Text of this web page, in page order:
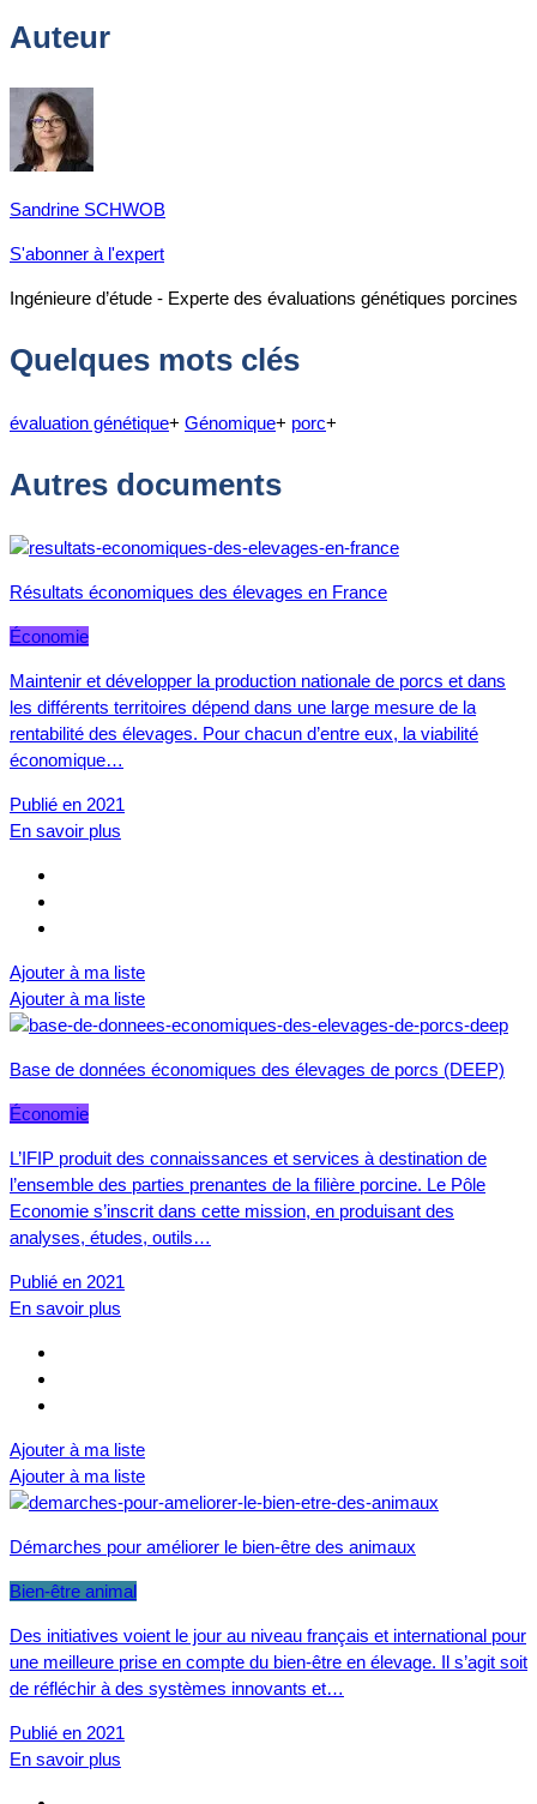
Auteur
Sandrine SCHWOB
S'abonner à l'expert
Ingénieure d’étude - Experte des évaluations génétiques porcines
Quelques mots clés
évaluation génétique+ Génomique+ porc+
Autres documents
Résultats économiques des élevages en France
Économie
Maintenir et développer la production nationale de porcs et dans
les différents territoires dépend dans une large mesure de la
rentabilité des élevages. Pour chacun d’entre eux, la viabilité
économique…
Publié en 2021
En savoir plus
Ajouter à ma liste
Ajouter à ma liste
Base de données économiques des élevages de porcs (DEEP)
Économie
L’IFIP produit des connaissances et services à destination de
l’ensemble des parties prenantes de la filière porcine. Le Pôle
Economie s’inscrit dans cette mission, en produisant des
analyses, études, outils…
Publié en 2021
En savoir plus
Ajouter à ma liste
Ajouter à ma liste
Démarches pour améliorer le bien-être des animaux
Bien-être animal
Des initiatives voient le jour au niveau français et international pour
une meilleure prise en compte du bien-être en élevage. Il s’agit soit
de réfléchir à des systèmes innovants et…
Publié en 2021
En savoir plus